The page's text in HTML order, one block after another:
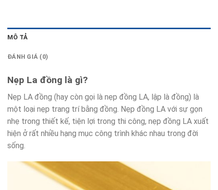
MÔ TẢ
ĐÁNH GIÁ (0)
Nẹp La đồng là gì?
Nẹp LA đồng (hay còn gọi là nẹp đồng LA, lập là đồng) là
một loại nẹp trang trí bằng đồng. Nẹp đồng LA với sự gọn
nhẹ trong thiết kế, tiện lợi trong thi công, nẹp đồng LA xuất
hiện ở rất nhiều hạng mục công trình khác nhau trong đời
sống.